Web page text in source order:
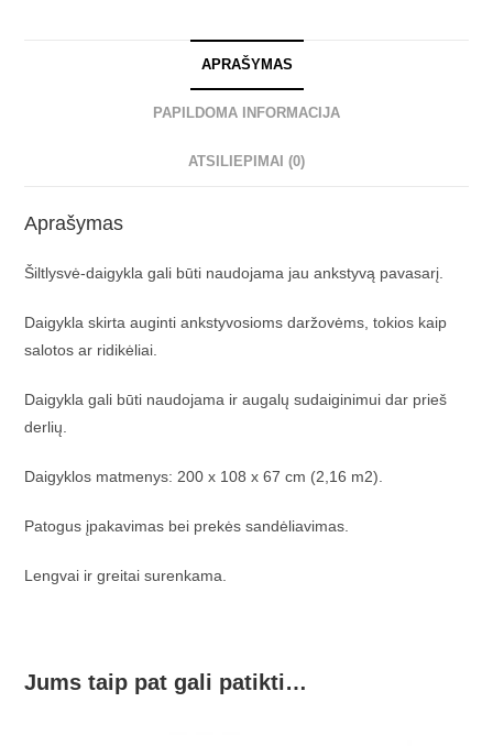
APRAŠYMAS
PAPILDOMA INFORMACIJA
ATSILIEPIMAI (0)
Aprašymas
Šiltlysvė-daigykla gali būti naudojama jau ankstyvą pavasarį.
Daigykla skirta auginti ankstyvosioms daržovėms, tokios kaip
salotos ar ridikėliai.
Daigykla gali būti naudojama ir augalų sudaiginimui dar prieš
derlių.
Daigyklos matmenys: 200 x 108 x 67 cm (2,16 m2).
Patogus įpakavimas bei prekės sandėliavimas.
Lengvai ir greitai surenkama.
Jums taip pat gali patikti…